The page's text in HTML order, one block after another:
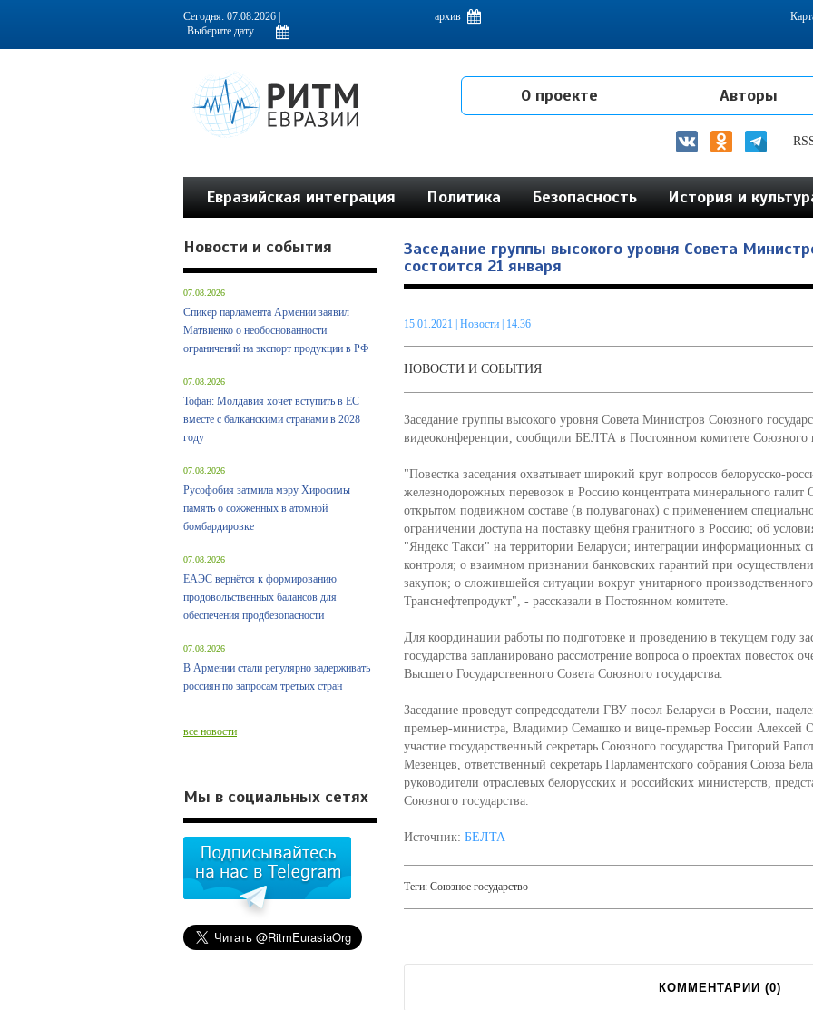
Информационно-аналитическое издание, посвященное актуальным проблемам интеграции на постсоветском пространстве
Сегодня: 07.08.2026 | архив
О проекте Авторы
Евразийская интеграция Политика Безопасность История и
Заседание группы высокого уровня Совета
состоится 21 января
15.01.2021 Новости | 14.36
НОВОСТИ И СОБЫТИЯ
Заседание группы высокого уровня Совета Министров Союзного
видеоконференции, сообщили БЕЛТА в Постоянном комитете Союзного
"Повестка заседания охватывает широкий круг вопросов белорусско-
железнодорожных перевозок в Россию концентрата минерального
открытом подвижном составе (в полувагонах) с применением
ограничении доступа на поставку щебня гранитного в Россию; об
"Яндекс Такси" на территории Беларуси; интеграции информационных
контроля; о взаимном признании банковских гарантий при
закупок; о сложившейся ситуации вокруг унитарного
Транснефтепродукт", - рассказали в Постоянном комитете.
Для координации работы по подготовке и проведению в текущем году
государства запланировано рассмотрение вопроса о проектах повесток
Высшего Государственного Совета Союзного государства.
Заседание проведут сопредседатели ГВУ посол Беларуси в России,
премьер-министра, Владимир Семашко и вице-премьер России Алексей
участие государственный секретарь Союзного государства Григорий
Мезенцев, ответственный секретарь Парламентского собрания Союза
руководители отраслевых белорусских и российских министерств,
Союзного государства.
Источник: БЕЛТА
Теги: Союзное государство
КОММЕНТАРИИ (0)
Новости и события
07.08.2026
Спикер парламента Армении заявил
Матвиенко о необоснованности
ограничений на экспорт продукции в РФ
07.08.2026
Тофан: Молдавия хочет вступить в ЕС
вместе с балканскими странами в 2028
году
07.08.2026
Русофобия затмила мэру Хиросимы
память о сожженных в атомной
бомбардировке
07.08.2026
ЕАЭС вернётся к формированию
продовольственных балансов для
обеспечения продбезопасности
07.08.2026
В Армении стали регулярно задерживать
россиян по запросам третьих стран
все новости
Мы в социальных сетях